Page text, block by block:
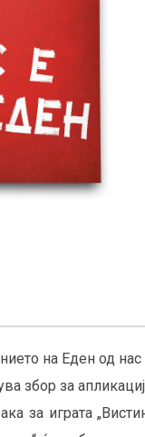
на Еден од
збор за
за играта